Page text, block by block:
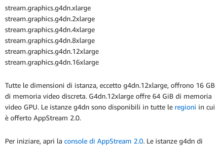
stream.graphics.g4dn.xlarge
stream.graphics.g4dn.2xlarge
stream.graphics.g4dn.4xlarge
stream.graphics.g4dn.8xlarge
stream.graphics.g4dn.12xlarge
stream.graphics.g4dn.16xlarge
Tutte le dimensioni di istanza, eccetto g4dn.12xlarge, offrono 16 GB
di memoria video discreta. G4dn.12xlarge offre 64 GiB di memoria
video GPU. Le istanze g4dn sono disponibili in tutte le regioni in cui
è offerto AppStream 2.0.
Per iniziare, apri la console di AppStream 2.0. Le istanze g4dn di